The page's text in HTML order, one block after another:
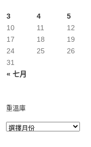
« 七月
3
4 5
10
11 12
17
18 19
24
25 26
31
重溫庫